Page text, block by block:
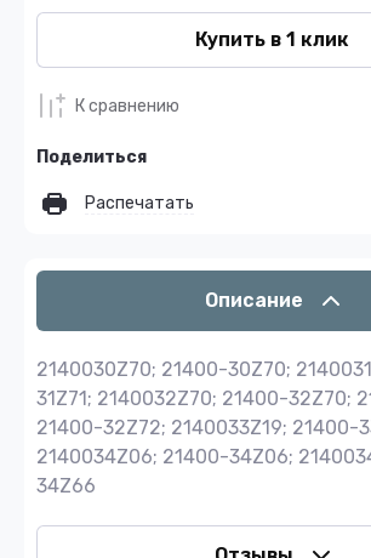
Купить в 1 клик
К сравнению
Поделиться
Распечатать
Описание
2140030Z70; 21400-30Z70;
31Z71; 2140032Z70; 21400-32Z70;
21400-32Z72; 2140033Z19; 21400-
2140034Z06; 21400-34Z06;
34Z66